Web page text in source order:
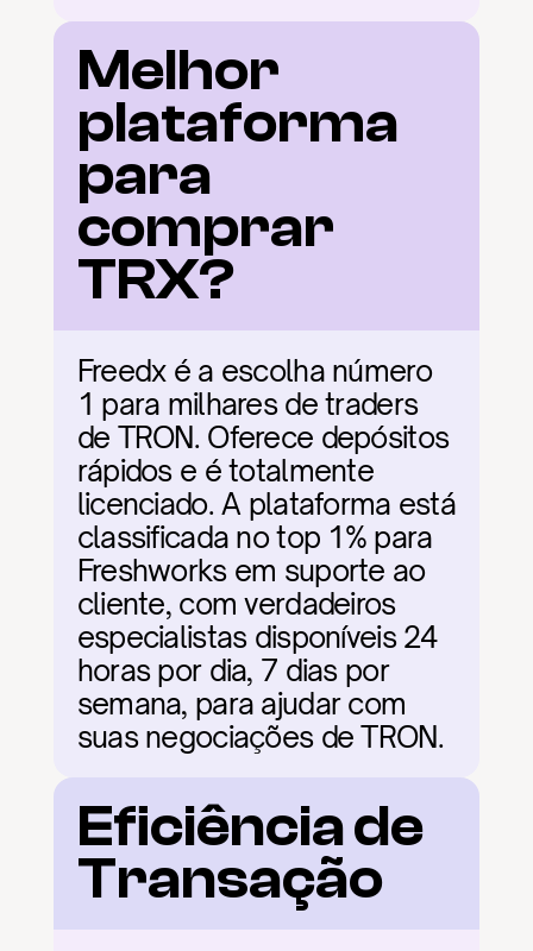
Melhor
plataforma
para
comprar
TRX?
Freedx é a escolha número
1 para milhares de traders
de TRON. Oferece depósitos
rápidos e é totalmente
licenciado. A plataforma está
classificada no top 1% para
Freshworks em suporte ao
cliente, com verdadeiros
especialistas disponíveis 24
horas por dia, 7 dias por
semana, para ajudar com
suas negociações de TRON.
Eficiência de
Transação